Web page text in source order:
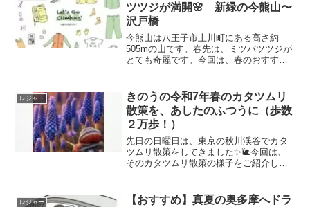
ツツジが満開🌸 新緑の今熊山〜
沢戸橋
今熊山は八王子市上川町にある高さ約
505mの山です。春先は、ミツバツツジが
とても奇麗です。今回は、春のおすすめ
レジャー
きのうの令和7年春のカタツムリ
散策を、あしたのふつうに（歩数
２万歩！）
先日の日曜日は、東京の秋川渓谷でカタ
ツムリ散策をしてきました✨🐌今回は、
そのカタツムリ散策の様子をご紹介しま
レジャー
【おすすめ】真夏の奥多摩へドラ